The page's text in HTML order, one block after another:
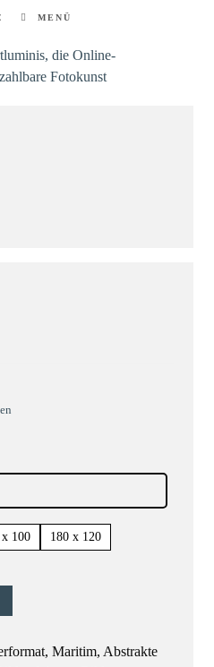
MENÜ
x 100 180 x 120
, Maritim, Abstrakte